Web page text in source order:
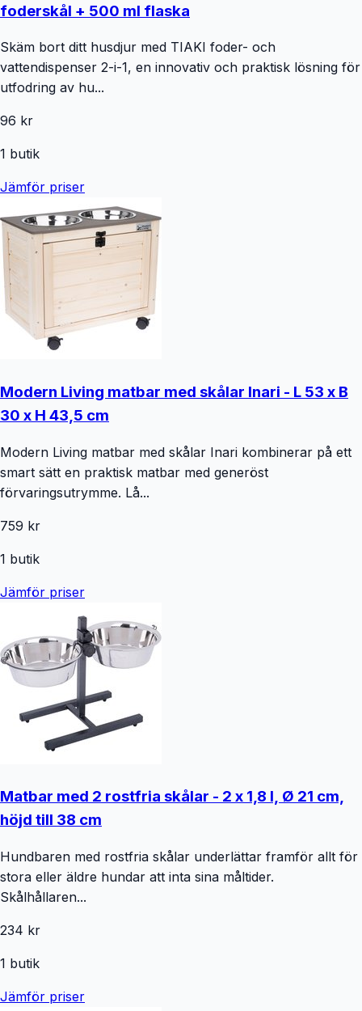
foderskål + 500 ml flaska
Skäm bort ditt husdjur med TIAKI foder- och
vattendispenser 2-i-1, en innovativ och praktisk lösning för
utfodring av hu...
96 kr
1 butik
Jämför priser
Modern Living matbar med skålar Inari - L 53 x B
30 x H 43,5 cm
Modern Living matbar med skålar Inari kombinerar på ett
smart sätt en praktisk matbar med generöst
förvaringsutrymme. Lå...
759 kr
1 butik
Jämför priser
Matbar med 2 rostfria skålar - 2 x 1,8 l, Ø 21 cm,
höjd till 38 cm
Hundbaren med rostfria skålar underlättar framför allt för
stora eller äldre hundar att inta sina måltider.
Skålhållaren...
234 kr
1 butik
Jämför priser